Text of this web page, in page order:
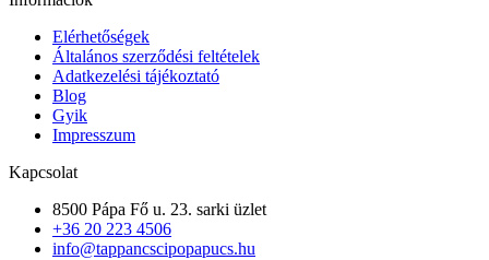
Elérhetőségek
Általános szerződési feltételek
Adatkezelési tájékoztató
Blog
Gyik
Impresszum
Kapcsolat
8500 Pápa Fő u. 23. sarki üzlet
+36 20 223 4506
info@tappancscipopapucs.hu